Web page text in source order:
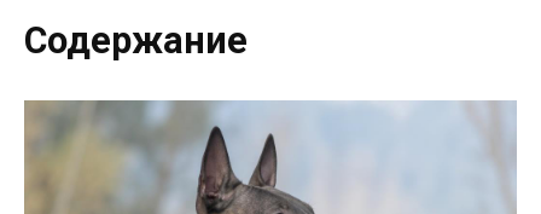
Содержание